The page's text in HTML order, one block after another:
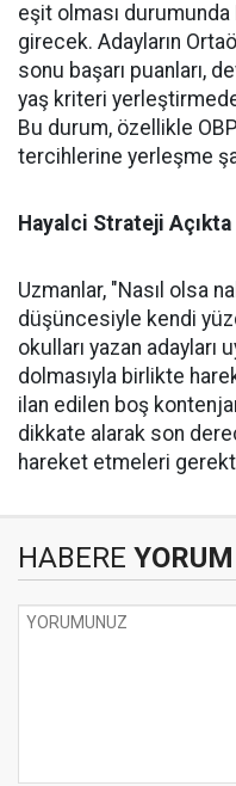
eşit olması
girecek. Adayların
sonu başarı puanları,
yaş kriteri
Bu durum, özellikle
tercihlerine yerleşme
Hayalci Strateji Açıkta
Uzmanlar, "Nasıl olsa
düşüncesiyle kendi
okulları yazan adayları
dolmasıyla birlikte
ilan edilen boş
dikkate alarak son
hareket etmeleri
HABERE